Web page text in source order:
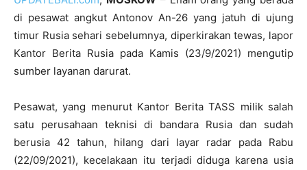
di pesawat angkut Antonov An-26 yang jatuh di ujung
timur Rusia sehari sebelumnya, diperkirakan tewas, lapor
Kantor Berita Rusia pada Kamis (23/9/2021) mengutip
sumber layanan darurat.
Pesawat, yang menurut Kantor Berita TASS milik salah
satu perusahaan teknisi di bandara Rusia dan sudah
berusia 42 tahun, hilang dari layar radar pada Rabu
(22/09/2021), kecelakaan itu terjadi diduga karena usia